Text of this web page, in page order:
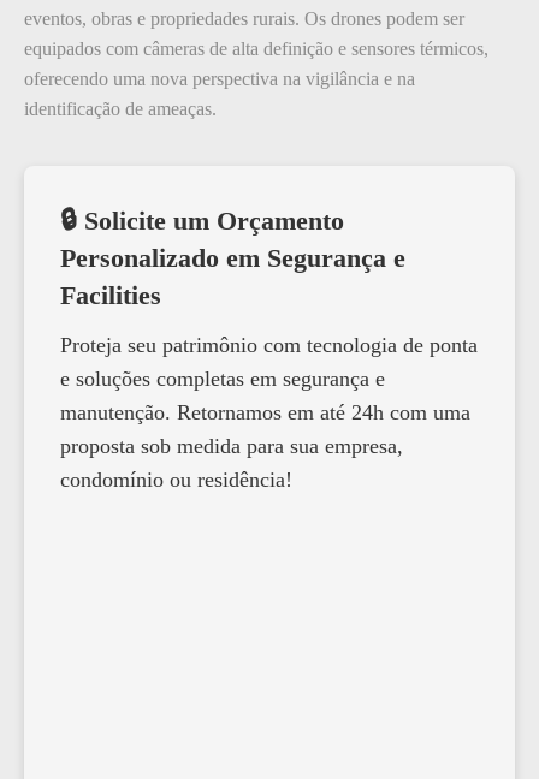
eventos, obras e propriedades rurais. Os drones podem ser
equipados com câmeras de alta definição e sensores térmicos,
oferecendo uma nova perspectiva na vigilância e na
identificação de ameaças.
🔒 Solicite um Orçamento
Personalizado em Segurança e
Facilities
Proteja seu patrimônio com tecnologia de ponta
e soluções completas em segurança e
manutenção. Retornamos em até 24h com uma
proposta sob medida para sua empresa,
condomínio ou residência!